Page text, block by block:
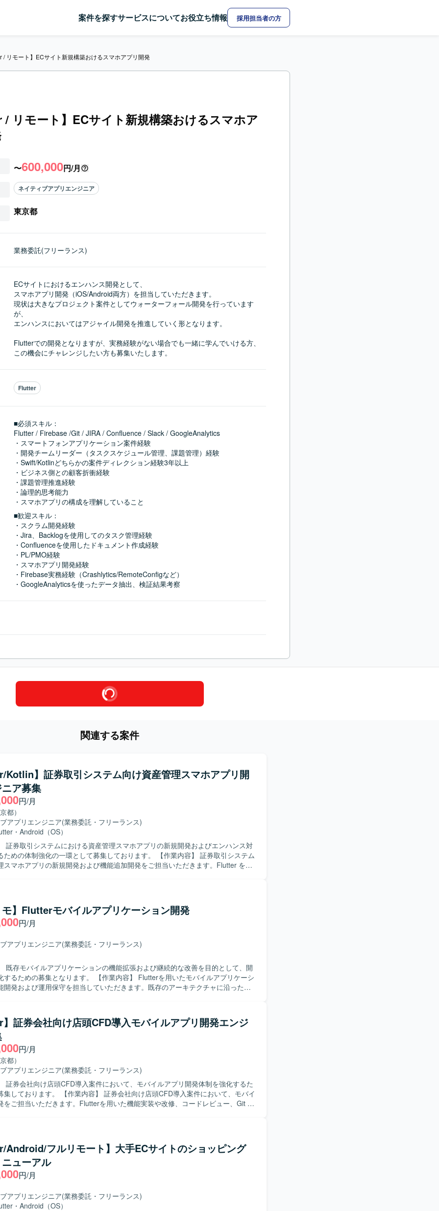
案件を探すサービスについてお役立ち情報 採用担当者の方
/ リモート】ECサイト新規構築おけるスマホアプリ開発
リモート】ECサイト新規構築おけるスマホア
〜600,000円/月
ネイティブアプリエンジニア
東京都
業務委託(フリーランス)
ECサイトにおけるエンハンス開発として、
スマホアプリ開発（iOS/Android両方）を担当していただきます。
現状は大きなプロジェクト案件としてウォーターフォール開発を行っています
が、
エンハンスにおいてはアジャイル開発を推進していく形となります。
Flutterでの開発となりますが、実務経験がない場合でも一緒に学んでいける方、
この機会にチャレンジしたい方も募集いたします。
Flutter
■必須スキル：
Flutter / Firebase /Git / JIRA / Confluence / Slack / GoogleAnalytics
・スマートフォンアプリケーション案件経験
・開発チームリーダー（タスクスケジュール管理、課題管理）経験
・Swift/Kotlinどちらかの案件ディレクション経験3年以上
・ビジネス側との顧客折衝経験
・課題管理推進経験
・論理的思考能力
・スマホアプリの構成を理解していること
■歓迎スキル：
・スクラム開発経験
・Jira、Backlogを使用してのタスク管理経験
・Confluenceを使用したドキュメント作成経験
・PL/PMO経験
・スマホアプリ開発経験
・Firebase実務経験（Crashlytics/RemoteConfigなど）
・GoogleAnalyticsを使ったデータ抽出、検証結果考察
関連する案件
Kotlin】証券取引システム向け資産管理スマホアプリ開
ア募集
円/月
都）
アプリエンジニア(業務委託・フリーランス)
・ Android（OS）
証券取引システムにおける資産管理スマホアプリの新規開発およびエンハンス対
体制強化の一環として募集しております。 【作業内容】 証券取引システム
スマホアプリの新規開発および機能追加開発をご担当いただきます。Flutter を用
ル開発に参加し、定期的なリリースサイクルの中で設計から実装、テスト、改善
ただきます。 【求める人物像】 チームメンバーやビジネス側と積
ニケーションを取りながら、自ら課題を発見し解決に向けて主体的に動ける方を
る方が望ましいです。 【ポジションの魅力】 金融領域の証券取引シ
方を高めていただけます。Flutter を中心としたクロスプラットフォーム開発に加
活用した開発プロセスを経験できる環境です。スクラムによる短い開発サイクル
らリリースまでの一連の流れを継続的に経験できる点も魅力です。 【開発環
モバイル）、Kotlin（BFF）を中心とした構成で、アジャイル（スクラム）開発を
】Flutterモバイルアプリケーション開発
円/月
アプリエンジニア(業務委託・フリーランス)
既存モバイルアプリケーションの機能拡張および継続的な改善を目的として、開
なります。 【作業内容】 Flutterを用いたモバイルアプリケーシ
開発および運用保守を担当していただきます。既存のアーキテクチャに沿った設
きます。 【求める人物像】 自ら課題を見つけ主体的にタスクを
を求めています。チーム内で積極的にコミュニケーションを取りながら、質問や
より良い開発プロセスやプロダクトづくりに貢献していただける方が望ましいで
ら実装、レビューまで一連の工程を経験できます。生成AIを活用した開発プロセ
で、新しい開発手法やツールの活用スキルを高めることができます。 【開発環
中心としたモバイルアプリケーション開発環境を想定しています。既存のアーキ
発ルールに沿って開発を行っていただきます。
証券会社向け店頭CFD導入モバイルアプリ開発エンジ
円/月
都）
アプリエンジニア(業務委託・フリーランス)
証券会社向け店頭CFD導入案件において、モバイルアプリ開発体制を強化するた
容】 証券会社向け店頭CFD導入案件において、モバイ
をご担当いただきます。Flutterを用いた機能実装や改修、コードレビュー、Git を
題解決ができる方を求めております。金融やCFDなどのドメイン知識習得にも前
ける方ですと望ましいです。 【ポジションの魅力】 金融業界向けの店
ス導入という専門性の高い分野に携わることができ、Flutter によるモバイルアプ
を深めていただけます。将来的にリードエンジニアやアーキテクトを目指せる環
サーバーサイドなど周辺技術にも関わる機会がございます。 【開発環境】
としたモバイルアプリ開発環境にて、Git を用いたソースコード管理とブランチ運
ります。CI/CD 環境を活用しながら継続的な開発・改善を進めております。
Android/フルリモート】大手ECサイトのショッピング
ューアル
円/月
アプリエンジニア(業務委託・フリーランス)
・ Android（OS）